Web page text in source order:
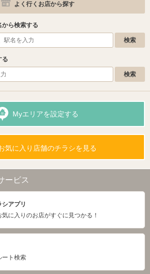
よく行くお店から探す
ら検索する
る
Myエリアを設定する
気に入り店舗のチラシを見る
ービス
シアプリ
に入りのお店がすぐに見つかる！
ート検索